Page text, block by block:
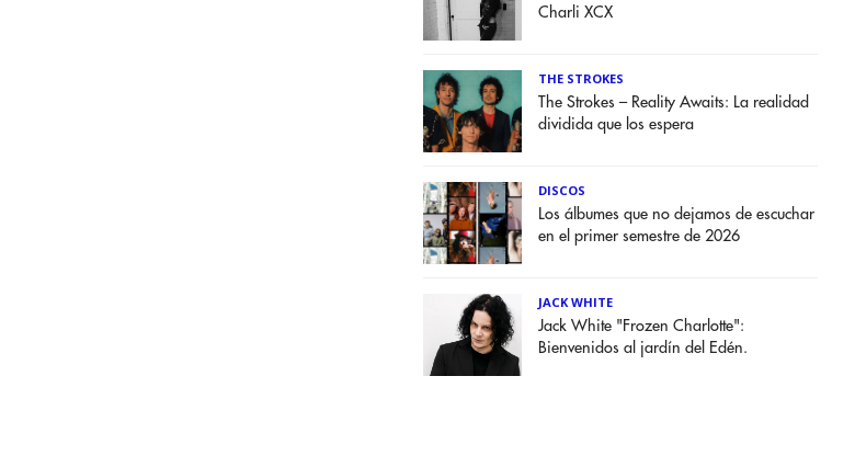
Charli XCX
THE STROKES
The Strokes – Reality Awaits: La realidad
dividida que los espera
DISCOS
Los álbumes que no dejamos de escuchar
en el primer semestre de 2026
JACK WHITE
Jack White "Frozen Charlotte":
Bienvenidos al jardín del Edén.